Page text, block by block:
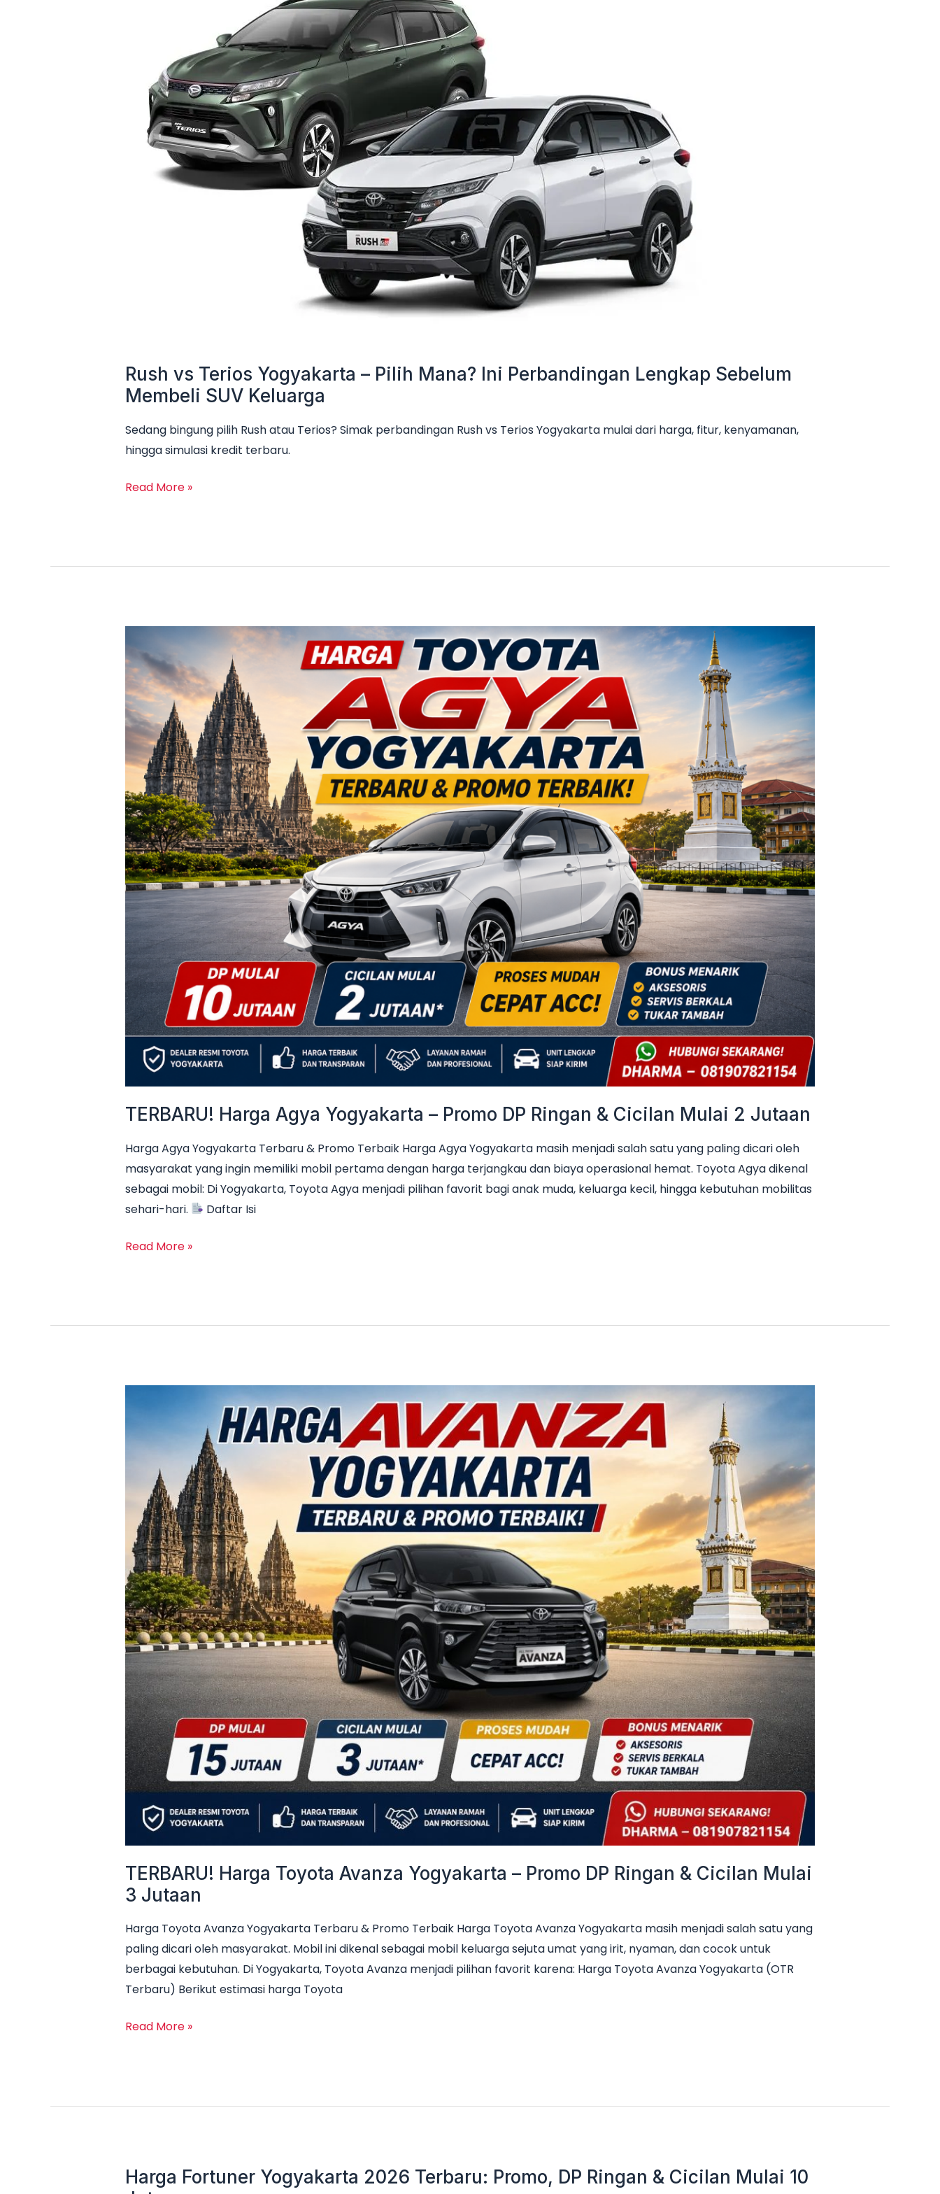
Rush vs Terios Yogyakarta – Pilih Mana? Ini Perbandingan Lengkap Sebelum
Membeli SUV Keluarga
Sedang bingung pilih Rush atau Terios? Simak perbandingan Rush vs Terios Yogyakarta mulai dari harga, fitur, kenyamanan,
hingga simulasi kredit terbaru.
Mana?
Perbandingan
Lengkap
Sebelum
Membeli
Read More »
TERBARU! Harga Agya Yogyakarta – Promo DP Ringan & Cicilan Mulai 2 Jutaan
Harga Agya Yogyakarta Terbaru & Promo Terbaik Harga Agya Yogyakarta masih menjadi salah satu yang paling dicari oleh
masyarakat yang ingin memiliki mobil pertama dengan harga terjangkau dan biaya operasional hemat. Toyota Agya dikenal
sebagai mobil: Di Yogyakarta, Toyota Agya menjadi pilihan favorit bagi anak muda, keluarga kecil, hingga kebutuhan mobilitas
sehari-hari.
Daftar Isi
TERBARU!
Harga
Agya
Yogyakarta
–
Promo
DP
Ringan
&
Cicilan
Mulai
2
Jutaan
Read More »
TERBARU! Harga Toyota Avanza Yogyakarta – Promo DP Ringan & Cicilan Mulai
3 Jutaan
Harga Toyota Avanza Yogyakarta Terbaru & Promo Terbaik Harga Toyota Avanza Yogyakarta masih menjadi salah satu yang
paling dicari oleh masyarakat. Mobil ini dikenal sebagai mobil keluarga sejuta umat yang irit, nyaman, dan cocok untuk
berbagai kebutuhan. Di Yogyakarta, Toyota Avanza menjadi pilihan favorit karena: Harga Toyota Avanza Yogyakarta (OTR
Terbaru) Berikut estimasi harga Toyota
Harga
Toyota
Avanza
Yogyakarta
Promo
DP
Ringan
&
Cicilan
Mulai
3
Jutaan
Read More »
Harga Fortuner Yogyakarta 2026 Terbaru: Promo, DP Ringan & Cicilan Mulai 10
Harga